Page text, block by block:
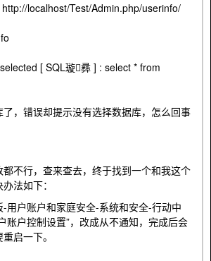
localhost/Test/Admin.php/userinfo/
[ SQL璇彞 ] : select * from
，错误却提示没有选择数据库，怎么回事
不行，查来查去，终于找到一个和我这个
法如下：
用户账户和家庭安全-系统和安全-行动中
账户控制设置”，改成从不通知，完成后会
启一下。